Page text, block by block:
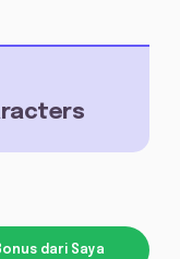
dari Saya